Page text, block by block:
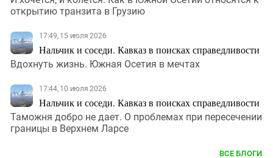
открытию транзита в Грузию
17:49, 15 июля 2026
Нальчик и соседи. Кавказ в поисках справедливости
Вдохнуть жизнь. Южная Осетия в мечтах
17:44, 10 июля 2026
Нальчик и соседи. Кавказ в поисках справедливости
Таможня добро не дает. О проблемах при пересечении
границы в Верхнем Ларсе
ВСЕ БЛОГИ